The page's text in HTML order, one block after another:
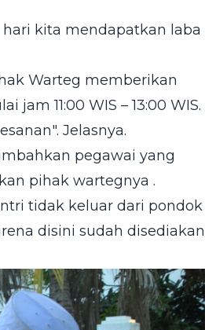
kita mendapatkan laba
Warteg memberikan
11:00 WIS – 13:00 WIS.
Jelasnya.
pegawai yang
pihak wartegnya .
tidak keluar dari pondok
disini sudah disediakan